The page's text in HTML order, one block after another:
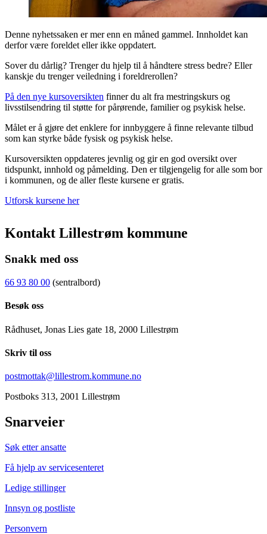
Denne nyhetssaken er mer enn en måned gammel. Innholdet kan
derfor være foreldet eller ikke oppdatert.
Sover du dårlig? Trenger du hjelp til å håndtere stress bedre? Eller
kanskje du trenger veiledning i foreldrerollen?
På den nye kursoversikten finner du alt fra mestringskurs og
livsstilsendring til støtte for pårørende, familier og psykisk helse.
Målet er å gjøre det enklere for innbyggere å finne relevante tilbud
som kan styrke både fysisk og psykisk helse.
Kursoversikten oppdateres jevnlig og gir en god oversikt over
tidspunkt, innhold og påmelding. Den er tilgjengelig for alle som bor
i kommunen, og de aller fleste kursene er gratis.
Utforsk kursene her
Kontakt Lillestrøm kommune
Snakk med oss
66 93 80 00 (sentralbord)
Besøk oss
Rådhuset, Jonas Lies gate 18, 2000 Lillestrøm
Skriv til oss
postmottak@lillestrom.kommune.no
Postboks 313, 2001 Lillestrøm
Snarveier
Søk etter ansatte
Få hjelp av servicesenteret
Ledige stillinger
Innsyn og postliste
Personvern